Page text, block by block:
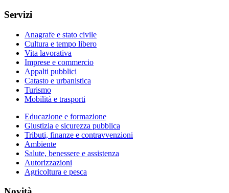
Servizi
Anagrafe e stato civile
Cultura e tempo libero
Vita lavorativa
Imprese e commercio
Appalti pubblici
Catasto e urbanistica
Turismo
Mobilità e trasporti
Educazione e formazione
Giustizia e sicurezza pubblica
Tributi, finanze e contravvenzioni
Ambiente
Salute, benessere e assistenza
Autorizzazioni
Agricoltura e pesca